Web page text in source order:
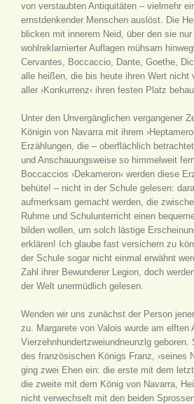
von verstaubten Antiquitäten – vielmehr
ernstdenkender Menschen auslöst. Die
blicken mit innerem Neid, über den sie
wohlreklamierter Auflagen mühsam
Cervantes, Boccaccio, Dante, Goethe,
alle heißen, die bis heute ihren Wert nicht
aller ›Konkurrenz‹ ihren festen Platz
Unter den Unvergänglichen vergangener
Königin von Navarra mit ihrem
Erzählungen, die – oberflächlich
und Anschauungsweise so himmelweit
Boccaccios ›Dekameron‹ werden diese
behüte! – nicht in der Schule gelesen:
aufmerksam gemacht werden, die
Ruhme und Schulunterricht einen
bilden wollen, um solch lästige
erklären! Ich glaube fast versichern zu
der Schule sogar nicht einmal erwähnt
Zahl ihrer Bewunderer Legion, doch
der Welt unermüdlich gelesen.
Wenden wir uns zunächst der Person
zu. Margarete von Valois wurde am elften
Vierzehnhundertzweiundneunzlg
des französischen Königs Franz, ›seines
ging zwei Ehen ein: die erste mit dem
die zweite mit dem König von Navarra,
nicht verwechselt mit den beiden